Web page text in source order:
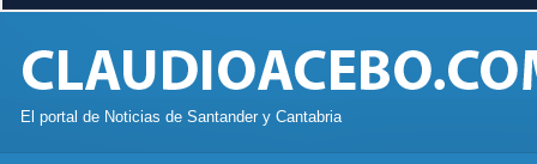
El portal de Noticias de Santander y Cantabria